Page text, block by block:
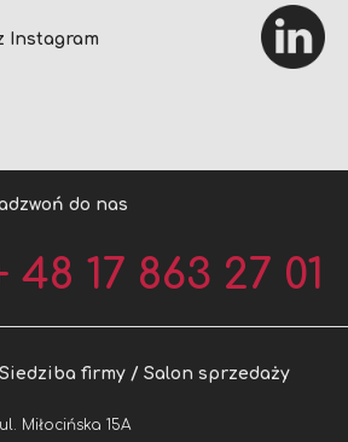
Instagram
do nas
48 17 863 27 01
Siedziba firmy / Salon sprzedaży
ul. Miłocińska 15A